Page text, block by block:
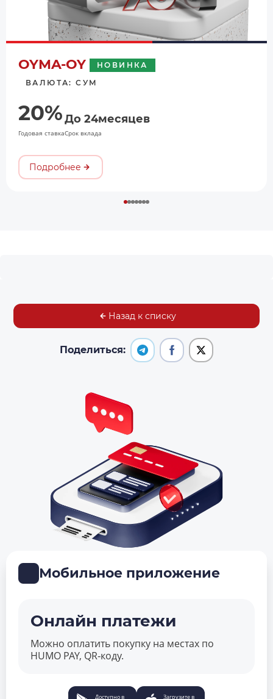
OYMA-OY
НОВИНКА
ВАЛЮТА: СУМ
20%
Годовая ставка
До 24месяцев
Срок вклада
Подробнее
Назад к списку
Поделиться:
Мобильное приложение
Онлайн платежи
Можно оплатить покупку на местах по
HUMO PAY, QR‑коду.
Доступно в Загрузите в